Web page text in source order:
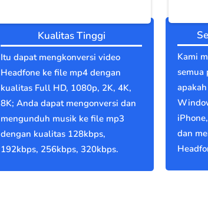
Kualitas Tinggi
Itu dapat mengkonversi video
Headfone ke file mp4 dengan
kualitas Full HD, 1080p, 2K, 4K,
8K; Anda dapat mengonversi dan
mengunduh musik ke file mp3
dengan kualitas 128kbps,
192kbps, 256kbps, 320kbps.
Kami
semua
dan